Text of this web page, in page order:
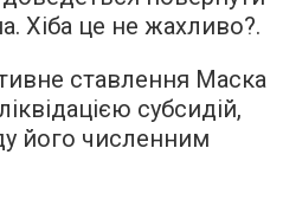
Хіба це не жахливо?.
ставлення Маска
субсидій,
його численним